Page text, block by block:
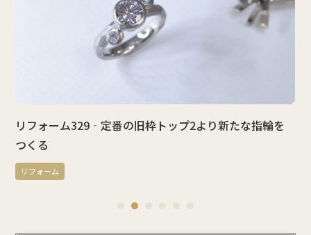
リフォーム329‐定番の旧枠トップ2より新たな指輪を
つくる
リフォーム